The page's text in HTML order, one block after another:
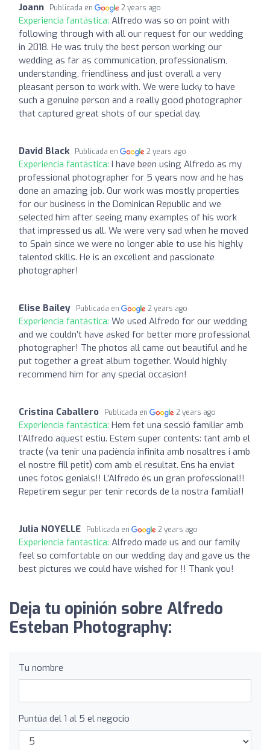
Joann Publicada en 2 years ago
Experiencia fantástica: Alfredo was so on point with
following through with all our request for our wedding
in 2018. He was truly the best person working our
wedding as far as communication, professionalism,
understanding, friendliness and just overall a very
pleasant person to work with. We were lucky to have
such a genuine person and a really good photographer
that captured great shots of our special day.
David Black Publicada en 2 years ago
Experiencia fantástica: I have been using Alfredo as my
professional photographer for 5 years now and he has
done an amazing job. Our work was mostly properties
for our business in the Dominican Republic and we
selected him after seeing many examples of his work
that impressed us all. We were very sad when he moved
to Spain since we were no longer able to use his highly
talented skills. He is an excellent and passionate
photographer!
Elise Bailey Publicada en 2 years ago
Experiencia fantástica: We used Alfredo for our wedding
and we couldn’t have asked for better more professional
photographer! The photos all came out beautiful and he
put together a great album together. Would highly
recommend him for any special occasion!
Cristina Caballero Publicada en 2 years ago
Experiencia fantástica: Hem fet una sessió familiar amb
l’Alfredo aquest estiu. Estem super contents: tant amb el
tracte (va tenir una paciència infinita amb nosaltres i amb
el nostre fill petit) com amb el resultat. Ens ha enviat
unes fotos genials!! L’Alfredo és un gran professional!!
Repetirem segur per tenir records de la nostra família!!
Julia NOYELLE Publicada en 2 years ago
Experiencia fantástica: Alfredo made us and our family
feel so comfortable on our wedding day and gave us the
best pictures we could have wished for !! Thank you!
Deja tu opinión sobre Alfredo
Esteban Photography:
Tu nombre
Puntúa del 1 al 5 el negocio